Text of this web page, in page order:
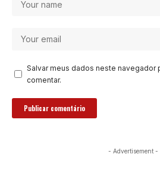
Salvar meus dados neste navegador
comentar.
- Advertisement -